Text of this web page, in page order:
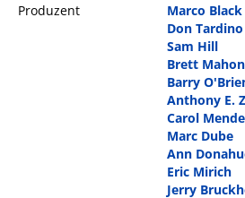
Produzent
Marco Black
Don Tardino
Sam Hill
Brett
Barry
Anthony E.
Carol
Marc Dube
Ann
Eric Mirich
Jerry